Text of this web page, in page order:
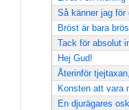
Så känner jag för
Bröst är bara
Tack för absolut
Hej Gud!
Återinför
Konsten att vara
En djurägares